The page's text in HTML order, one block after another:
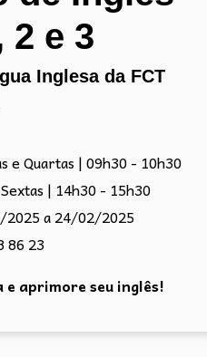
2 e 3
Inglesa da FCT
e Quartas | 09h30 - 10h30
| 14h30 - 15h30
a 24/02/2025
86 23
e aprimore seu inglês!